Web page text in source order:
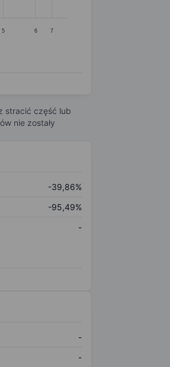
5 6 7
stracić część lub
nie zostały
-39,86%
-95,49%
-
-
-